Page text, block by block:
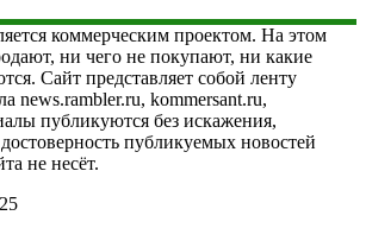
коммерческим проектом. На этом
ни чего не покупают, ни какие
Сайт представляет собой ленту
news.rambler.ru, kommersant.ru,
публикуются без искажения,
достоверность публикуемых новостей
не несёт.